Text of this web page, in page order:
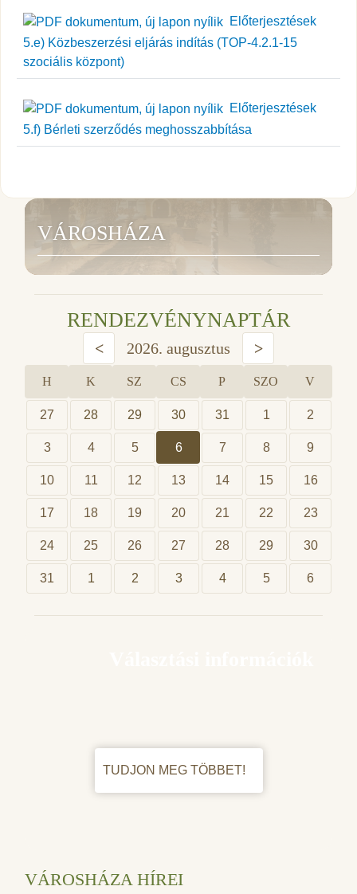
Előterjesztések
5.e) Közbeszerzési eljárás indítás (TOP-4.2.1-15
szociális központ)
Előterjesztések
5.f) Bérleti szerződés meghosszabbítása
VÁROSHÁZA
RENDEZVÉNYNAPTÁR
< 2026. augusztus >
H K SZ CS P SZO V
27 28 29 30 31 1 2
3 4 5 6 7 8 9
10 11 12 13 14 15 16
17 18 19 20 21 22 23
24 25 26 27 28 29 30
31 1 2 3 4 5 6
TUDJON MEG TÖBBET!
VÁROSHÁZA HÍREI